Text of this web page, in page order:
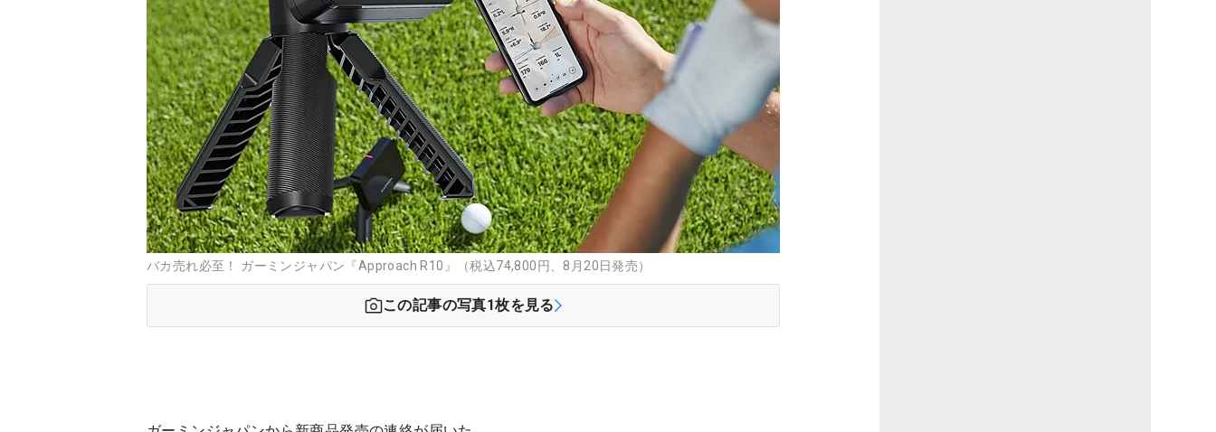
バカ売れ必至！ ガーミンジャパン『Approach R10』（税込74,800円、8月20日発売）
この記事の写真1枚を見る